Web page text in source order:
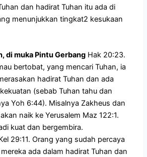
dan hadirat Tuhan itu ada di
menunjukkan tingkat2 kesukaan
di muka Pintu Gerbang Hak 20:23.
bertobat, yang mencari Tuhan, ia
hadirat Tuhan dan ada
(sebab Tuhan tahu dan
Yoh 6:44). Misalnya Zakheus dan
naik ke Yerusalem Maz 122:1.
kuat dan bergembira.
29:11. Orang yang sudah percaya
ada dalam hadirat Tuhan dan